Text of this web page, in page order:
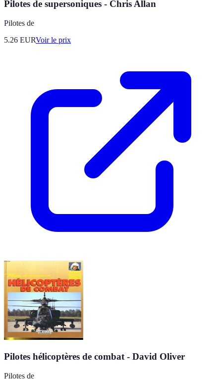
Pilotes de supersoniques - Chris Allan
Pilotes de
5.26 EURVoir le prix
Pilotes hélicoptères de combat - David Oliver
Pilotes de